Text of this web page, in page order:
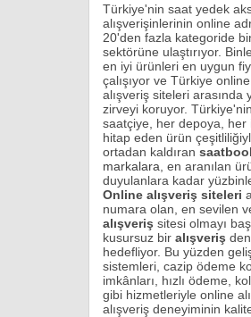
Türkiye'nin saat yedek
alışverişinlerinin online
20'den fazla kategoride
sektörüne ulaştırıyor.
en iyi ürünleri en uygun
çalışıyor ve Türkiye
alışveriş siteleri arasında
zirveyi koruyor.
saatçiye, her depoya, her
hitap eden ürün
ortadan kaldıran
markalara , en aranılan
duyulanlara kadar
Online alışveriş siteleri
numara olan, en sevilen
alışveriş sitesi olmayı
kusursuz biralışveriş
hedefliyor. Bu yüzden
sistemleri, cazip ödeme
imkânları, hızlı ödeme,
gibi hizmetleriyle online
alışveriş deneyiminin